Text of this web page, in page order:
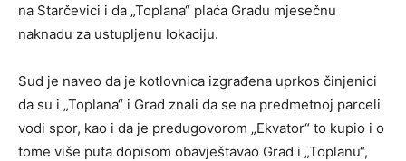
na Starčevici i da „Toplana“ plaća Gradu mjesečnu
naknadu za ustupljenu lokaciju.
Sud je naveo da je kotlovnica izgrađena uprkos činjenici
da su i „Toplana“ i Grad znali da se na predmetnoj parceli
vodi spor, kao i da je predugovorom „Ekvator“ to kupio i o
tome više puta dopisom obavještavao Grad i „Toplanu“,